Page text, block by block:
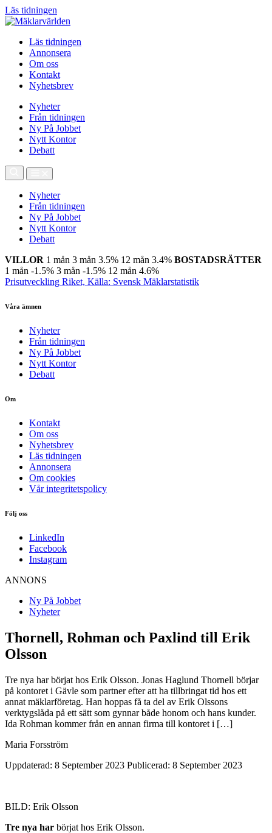
Läs tidningen
Läs tidningen
Annonsera
Om oss
Kontakt
Nyhetsbrev
Nyheter
Från tidningen
Ny På Jobbet
Nytt Kontor
Debatt
Nyheter
Från tidningen
Ny På Jobbet
Nytt Kontor
Debatt
VILLOR 1 mån 3 mån 3.5% 12 mån 3.4% BOSTADSRÄTTER
1 mån -1.5% 3 mån -1.5% 12 mån 4.6%
Prisutveckling Riket, Källa: Svensk Mäklarstatistik
Våra ämnen
Nyheter
Från tidningen
Ny På Jobbet
Nytt Kontor
Debatt
Om
Kontakt
Om oss
Nyhetsbrev
Läs tidningen
Annonsera
Om cookies
Vår integritetspolicy
Följ oss
LinkedIn
Facebook
Instagram
ANNONS
Ny På Jobbet
Nyheter
Thornell, Rohman och Paxlind till Erik
Olsson
Tre nya har börjat hos Erik Olsson. Jonas Haglund Thornell börjar
på kontoret i Gävle som partner efter att ha tillbringat tid hos ett
annat mäklarföretag. Han hoppas få ta del av Erik Olssons
verktygslåda på ett sätt som gynnar både honom och hans kunder.
Ida Rohman kommer från en annan firma till kontoret i […]
Maria Forsström
Uppdaterad: 8 September 2023 Publicerad: 8 September 2023
BILD: Erik Olsson
Tre nya har börjat hos Erik Olsson.